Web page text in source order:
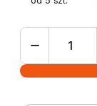
ilość
pętlowa